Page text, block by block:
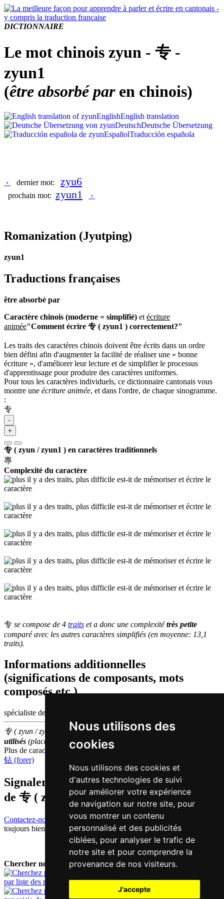
Nous utilisons des
cookies
Nous utilisons des cookies et
d'autres technologies de suivi
pour améliorer votre expérience
de navigation sur notre site, pour
vous montrer un contenu
personnalisé et des publicités
ciblées, pour analyser le trafic de
notre site et pour comprendre la
provenance de nos visiteurs.
J'accepte
DICTIONNAIRE
Le mot chinois zyun - 专 -
zyun1
(être absorbé paren chinois)
EnglishEnglish translation
DeutschDeutsche Übersetzung
EspañolTraducción española
‹ dernier mot: zyu6
prochain mot: zyun1 ›
Romanization (Jyutping)
zyun1
Traductions françaises
être absorbé par
Caractère chinois (moderne = simplifié) et écriture
animée"Comment écrire 专 ( zyun1 ) correctement?"
Les traits des caractères chinois doivent être écrits dans un ordre
bien défini afin d'augmenter la facilité de réaliser une « bonne
écriture », d'améliorer leur lecture et de simplifier le processus
d'apprentissage pour produire des caractères uniformes.
Pour tous les caractères individuels, ce dictionnaire cantonais vous
montre une écriture animée, et dans l'ordre, de chaque sinogramme.
:
专
-
+
专 ( zyun / zyun1 ) en caractères traditionnels
專
Complexité du caractère
专 se compose de 4 traits et a donc une complexitétrès petite
comparé avec les autres caractères simplifiés (en moyenne: 13,1
traits).
Informations additionnelles
(significations de composants, mots
composés etc.)
spécialiste des | domaine
专 ( zyun / zyun1 ) fait partie des 500caractères chinois
utilisés (place parmi lescaractères individuels
Plus de caractères qui se prononcent
钻 (forer)
Signaler traduction fausse ou manquante
de 专 ( zyun / zyun1 )
Contactez-nous!
Votre feedback et critique constructive seront
toujours bienvenus.
Chercher nouveau mot:
par liste des mots